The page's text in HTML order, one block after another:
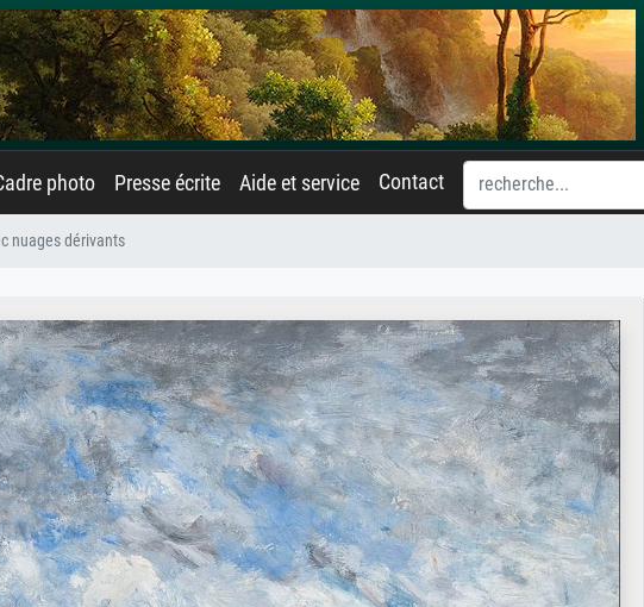
photo Presse écrite Aide et service Contact
nuages dérivants